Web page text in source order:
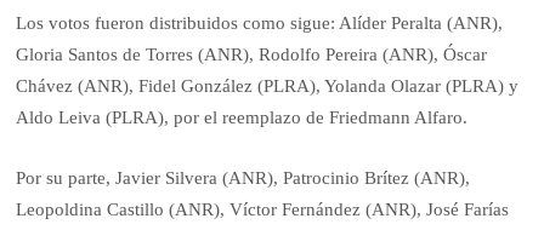
Los votos fueron distribuidos como sigue: Alíder Peralta (ANR),
Gloria Santos de Torres (ANR), Rodolfo Pereira (ANR), Óscar
Chávez (ANR), Fidel González (PLRA), Yolanda Olazar (PLRA) y
Aldo Leiva (PLRA), por el reemplazo de Friedmann Alfaro.
Por su parte, Javier Silvera (ANR), Patrocinio Brítez (ANR),
Leopoldina Castillo (ANR), Víctor Fernández (ANR), José Farías